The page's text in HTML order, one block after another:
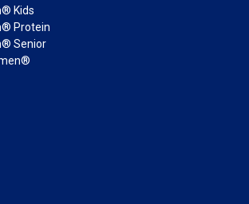
Kids
Protein
Senior